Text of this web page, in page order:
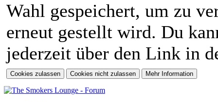
Wahl gespeichert, um zu
erneut gestellt wird. Du
jederzeit über den Link in